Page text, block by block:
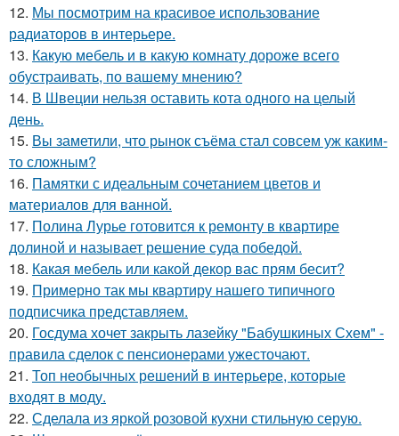
12. Мы посмотрим на красивое использование
радиаторов в интерьере.
13. Какую мебель и в какую комнату дороже всего
обустраивать, по вашему мнению?
14. В Швеции нельзя оставить кота одного на целый
день.
15. Вы заметили, что рынок съёма стал совсем уж каким-
то сложным?
16. Памятки с идеальным сочетанием цветов и
материалов для ванной.
17. Полина Лурье готовится к ремонту в квартире
долиной и называет решение суда победой.
18. Какая мебель или какой декор вас прям бесит?
19. Примерно так мы квартиру нашего типичного
подписчика представляем.
20. Госдума хочет закрыть лазейку "Бабушкиных Схем" -
правила сделок с пенсионерами ужесточают.
21. Топ необычных решений в интерьере, которые
входят в моду.
22. Сделала из яркой розовой кухни стильную серую.